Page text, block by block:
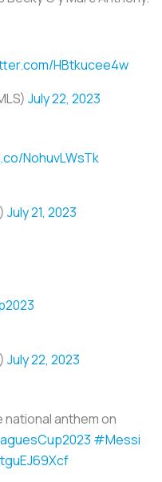
HBtkucee4w
July 22, 2023
NohuvLWsTk
July 21, 2023
July 22, 2023
national anthem on
#Messi